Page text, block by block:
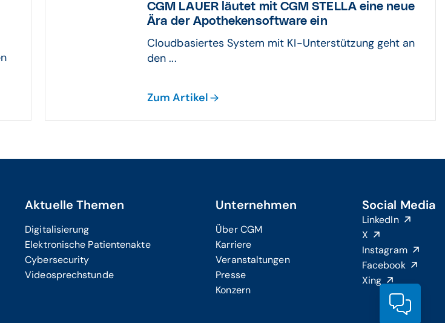
CGM LAUER läutet mit CGM STELLA eine neue
Ära der Apothekensoftware ein
Cloudbasiertes System mit KI-Unterstützung geht an
den ...
Zum Artikel
Aktuelle Themen
Digitalisierung
Elektronische Patientenakte
Cybersecurity
Videosprechstunde
Unternehmen
Über CGM
Karriere
Veranstaltungen
Presse
Konzern
Social Media
LinkedIn
X
Instagram
Facebook
Xing